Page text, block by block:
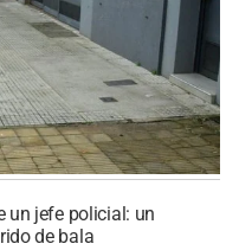
un jefe policial: un
de bala